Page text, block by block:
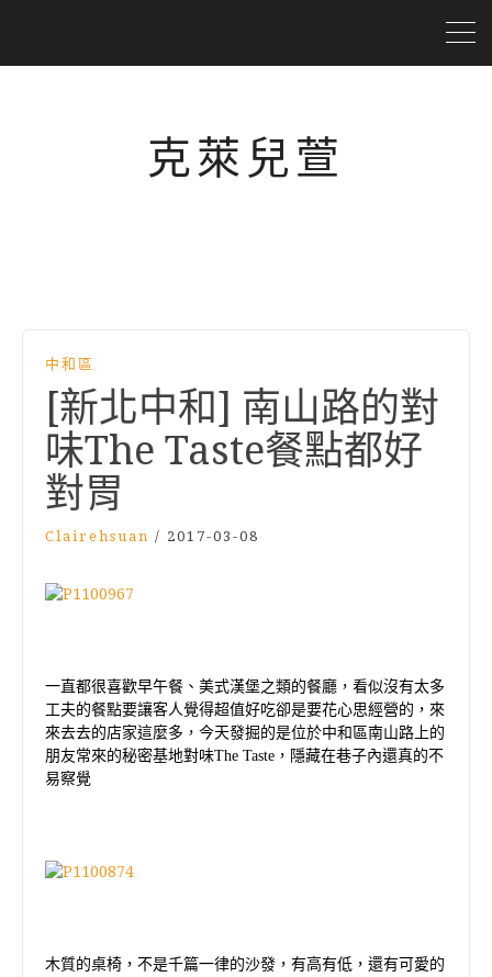
克萊兒萱
中和區
[新北中和] 南山路的對
味The Taste餐點都好
對胃
Clairehsuan / 2017-03-08
一直都很喜歡早午餐、美式漢堡之類的餐廳，看似沒有太多
工夫的餐點要讓客人覺得超值好吃卻是要花心思經營的，來
來去去的店家這麼多，今天發掘的是位於中和區南山路上的
朋友常來的秘密基地對味The Taste ，隱藏在巷子內還真的不
易察覺
木質的桌椅，不是千篇一律的沙發，有高有低，還有可愛的